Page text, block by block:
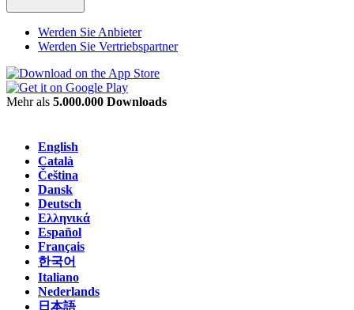
Werden Sie Anbieter
Werden Sie Vertriebspartner
Mehr als 5.000.000 Downloads
English
Català
Čeština
Dansk
Deutsch
Ελληνικά
Español
Français
한국어
Italiano
Nederlands
日本語